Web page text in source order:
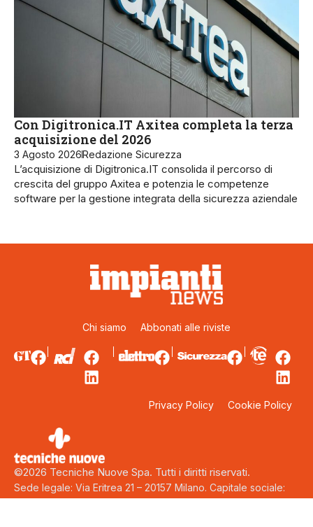
Con Digitronica.IT Axitea completa la terza
acquisizione del 2026
3 Agosto 2026Redazione Sicurezza
L’acquisizione di Digitronica.IT consolida il percorso di
crescita del gruppo Axitea e potenzia le competenze
software per la gestione integrata della sicurezza aziendale
Chi siamo Abbonati alle riviste
Privacy Policy Cookie Policy
©2026 Tecniche Nuove Spa. Tutti i diritti riservati.
Sede legale: Via Eritrea 21 – 20157 Milano. Capitale sociale:
5.000.000 euro interamente versati. Codice fiscale, Partita Iva